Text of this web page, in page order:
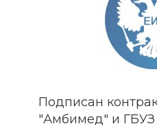
Подписан
"Амбимед" и